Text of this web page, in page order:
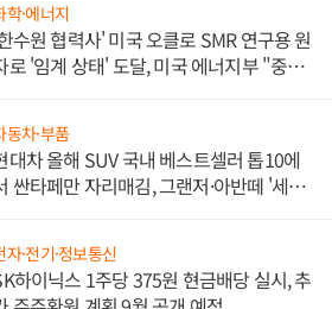
학·에너지
수원 협력사' 미국 오클로 SMR 연구용 원
로 '임계 상태' 도달, 미국 에너지부 "중요
동차·부품
대차 올해 SUV 국내 베스트셀러 톱10에
싼타페만 자리매김, 그랜저·아반떼 '세단
자·전기·정보통신
하이닉스 1주당 375원 현금배당 실시, 추